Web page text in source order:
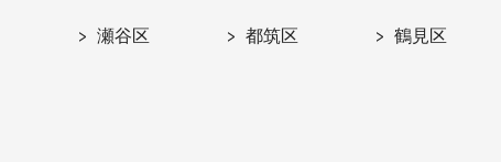
瀬谷区 都筑区 鶴見区